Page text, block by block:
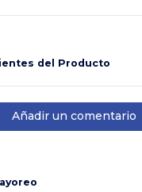
del Producto
Añadir un comentario